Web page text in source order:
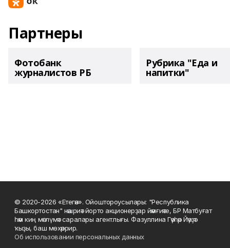
Партнеры
Фотобанк
журналистов РБ
Рубрика "Еда и
напитки"
© 2020-2026 «Етегән». Ойоштороусылары: "Республика
Башкортостан" нәшриәт йорто акционерҙар йәмғиәте, БР Матбуғат
һәм киң мәғлүмәт саралары агентлығы. Фазуллина Гәүһәр Йәүҙәт
ҡыҙы, баш мөхәррир.
Об использовании персональных данных